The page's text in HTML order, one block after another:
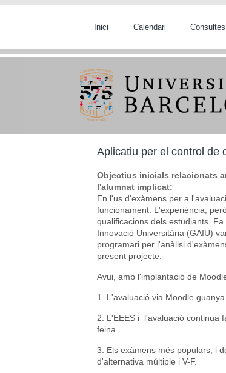
Vés al contingut
Inici Calendari Consultes
Aplicatiu per el control de
Objectius inicials relacionats
l'alumnat implicat:
En l'us d'exàmens per a
funcionament. L'experiència,
qualificacions dels estudiants.
Innovació Universitària (GAIU)
programari per l'anàlisi
present projecte.
Avui, amb l'implantació de
1. L'avaluació via Moodle
2. L'EEES i l'avaluació continua
feina.
3. Els exàmens més populars, i
d'alternativa múltiple i V-F.